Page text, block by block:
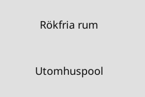
Rökfria rum
Utomhuspool